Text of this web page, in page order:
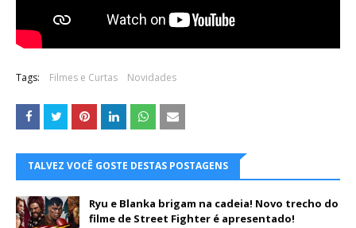
Tags: Filmes e Curtas Novidades
TALVEZ VOCÊ GOSTE DESTAS POSTAGENS
Ryu e Blanka brigam na cadeia! Novo trecho do
filme de Street Fighter é apresentado!